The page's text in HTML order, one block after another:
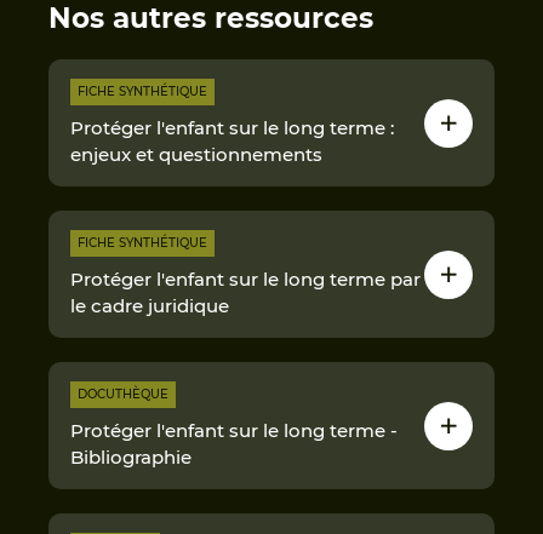
Nos autres ressources
FICHE SYNTHÉTIQUE
Protéger l'enfant sur le long terme :
enjeux et questionnements
FICHE SYNTHÉTIQUE
Protéger l'enfant sur le long terme par
le cadre juridique
DOCUTHÈQUE
Protéger l'enfant sur le long terme -
Bibliographie